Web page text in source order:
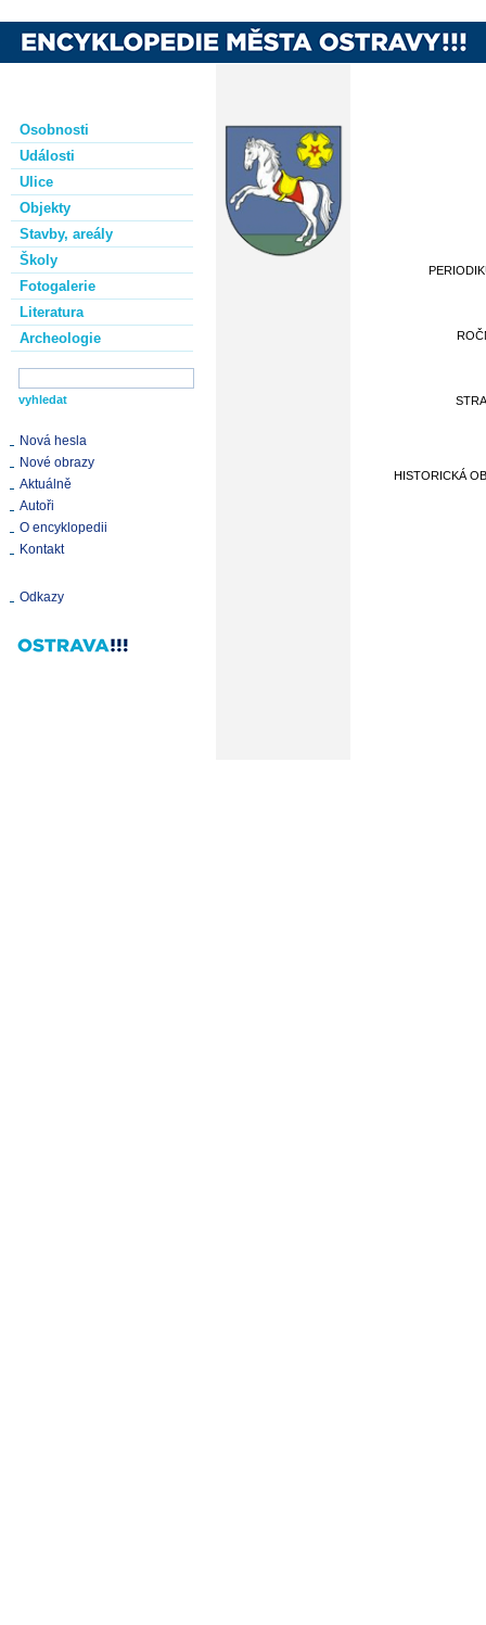
Osobnosti
Události
Ulice
Objekty
Stavby, areály
Školy
Fotogalerie
Literatura
Archeologie
Nová hesla
Nové obrazy
Aktuálně
Autoři
O encyklopedii
Kontakt
Odkazy
HISTORICKÁ